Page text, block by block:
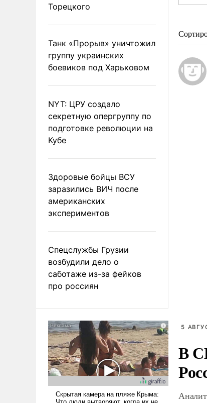
Торецкого
Танк «Прорыв» уничтожил
группу украинских
боевиков под Харьковом
NYT: ЦРУ создало
секретную опергруппу по
подготовке революции на
Кубе
Здоровые бойцы ВСУ
заразились ВИЧ после
американских
экспериментов
Спецслужбы Грузии
возбудили дело о
саботаже из-за фейков
про россиян
5
В